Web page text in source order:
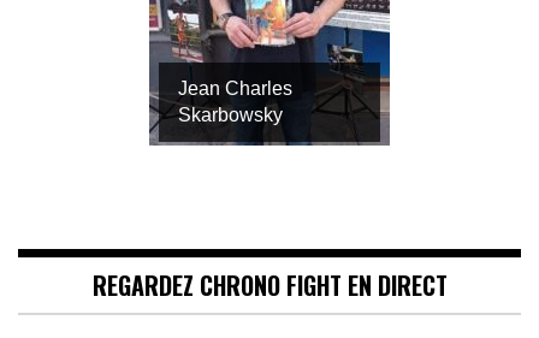
Jean Charles
Skarbowsky
Philippe Ribiere
REGARDEZ CHRONO FIGHT EN DIRECT